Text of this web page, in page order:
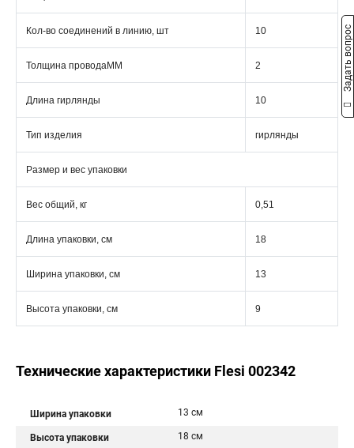
Кол-во соединений в линию, шт 10
Толщина проводаММ 2
Длина гирлянды 10
Тип изделия гирлянды
Размер и вес упаковки
Вес общий, кг 0,51
Длина упаковки, см 18
Ширина упаковки, см 13
Высота упаковки, см 9
Технические характеристики Flesi 002342
Ширина упаковки 13 см
Высота упаковки 18 см
Задать вопрос